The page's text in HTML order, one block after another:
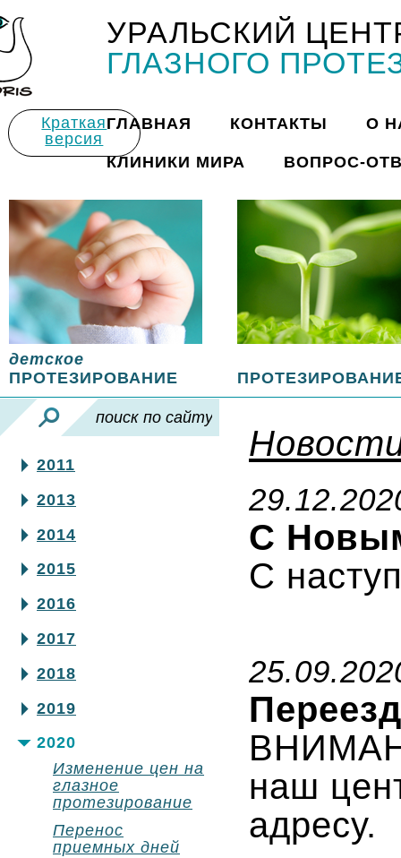
УРАЛЬСКИЙ
ГЛАЗНОГО
Краткая
версия
ГЛАВНАЯ КОНТАКТЫ О
КЛИНИКИ МИРА ВОПРОС-
детское
ПРОТЕЗИРОВАНИЕ
2011
2013
2014
2015
2016
2017
2018
2019
2020
Изменение цен на
глазное
протезирование
Перенос
приемных дней
С
С
Переезд
наш
адресу.